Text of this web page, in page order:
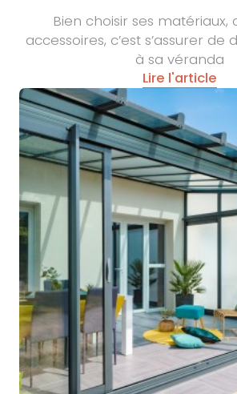
Bien choisir ses matériaux,
accessoires, c’est s’assurer de
à sa véranda
Lire l'article